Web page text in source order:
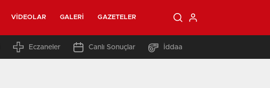
VIDEOLAR GALERI GAZETELER
Eczaneler Canlı Sonuçlar İddaa